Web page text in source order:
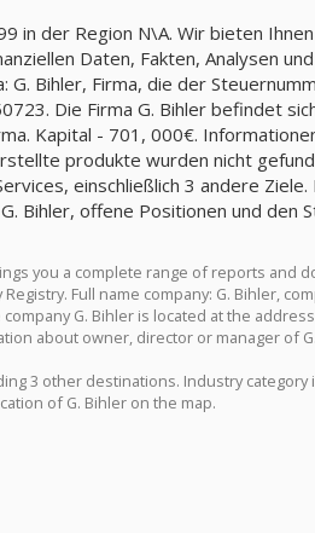
in der Region N\A. Wir bieten
Daten, Fakten, Analysen
G. Bihler, Firma, die der
Die Firma G. Bihler befindet
Kapital - 701, 000€.
produkte wurden nicht
einschließlich 3 andere
Bihler, offene Positionen und den
you a complete range of reports and
Full name company: G. Bihler,
company G. Bihler is located at the
about owner, director or manager of
3 other destinations. Industry
of G. Bihler on the map.